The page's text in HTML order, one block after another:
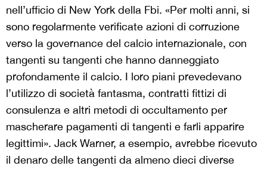
nell’ufficio di New York della Fbi. «Per molti anni, si
sono regolarmente verificate azioni di corruzione
verso la governance del calcio internazionale, con
tangenti su tangenti che hanno danneggiato
profondamente il calcio. I loro piani prevedevano
l’utilizzo di società fantasma, contratti fittizi di
consulenza e altri metodi di occultamento per
mascherare pagamenti di tangenti e farli apparire
legittimi». Jack Warner, a esempio, avrebbe ricevuto
il denaro delle tangenti da almeno dieci diverse